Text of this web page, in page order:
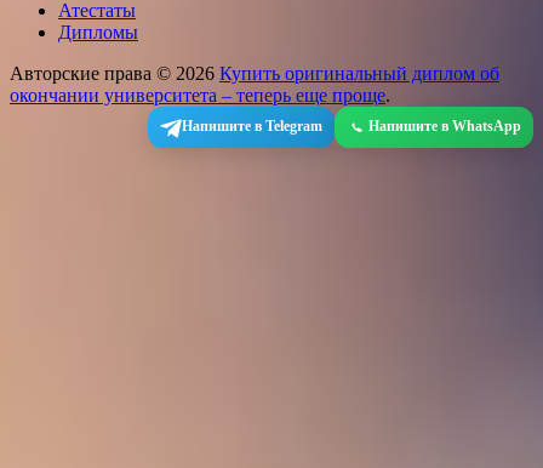
Атестаты
Дипломы
Авторские права © 2026 Купить оригинальный диплом об
окончании университета – теперь еще проще.
Напишите в Telegram Напишите в WhatsApp